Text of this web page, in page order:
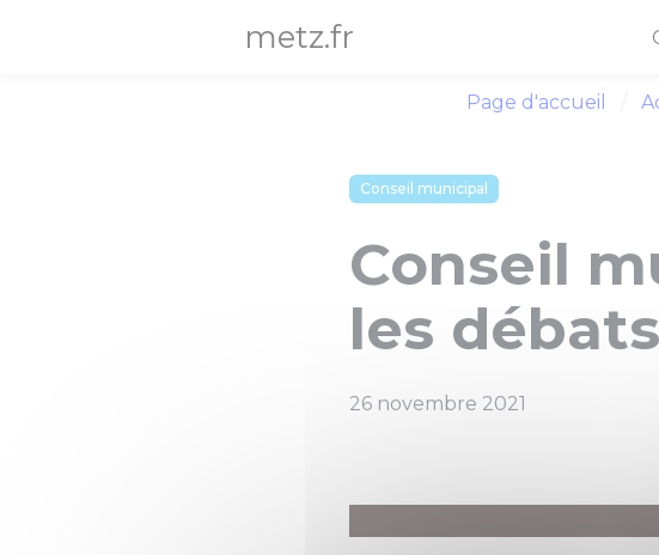
metz.fr
Page d'accueil
Conseil municipal
Conseil
les
26 novembre 2021